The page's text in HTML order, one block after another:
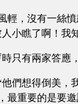
輕，沒有一絲
小瞧了啊！我
只有兩家答應
們想得倒美，
最重要的是要